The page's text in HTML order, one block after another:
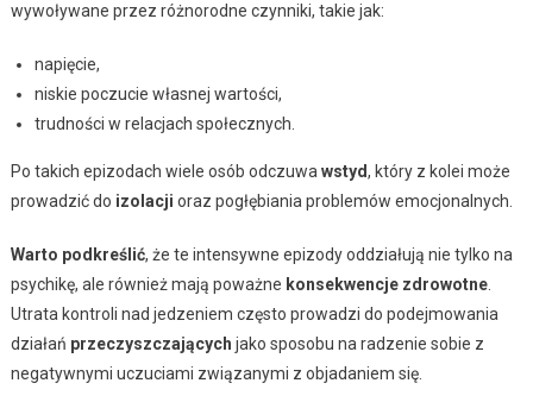
wywoływane przez różnorodne czynniki, takie jak:
napięcie,
niskie poczucie własnej wartości,
trudności w relacjach społecznych.
Po takich epizodach wiele osób odczuwa wstyd, który z kolei może
prowadzić do izolacji oraz pogłębiania problemów emocjonalnych.
Warto podkreślić, że te intensywne epizody oddziałują nie tylko na
psychikę, ale również mają poważne konsekwencje zdrowotne.
Utrata kontroli nad jedzeniem często prowadzi do podejmowania
działań przeczyszczających jako sposobu na radzenie sobie z
negatywnymi uczuciami związanymi z objadaniem się.